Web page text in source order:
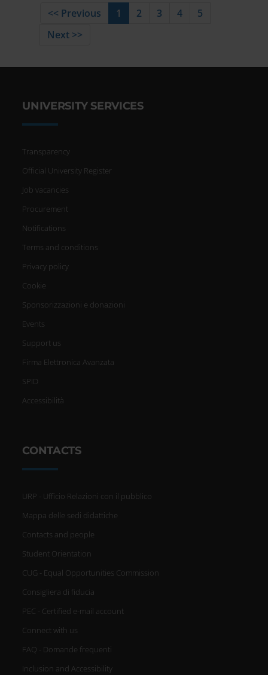
<< Previous 1 2 3 4
5
Next >>
UNIVERSITY SERVICES
Transparency
Official University Register
Job vacancies
Procurement
Notifications
Terms and conditions
Privacy policy
Cookie
Sponsorizzazioni e donazioni
Events
Support us
Firma Elettronica Avanzata
SPID
Accessibilità
CONTACTS
URP - Ufficio Relazioni con il pubblico
Mappa delle sedi didattiche
Contacts and people
Student Orientation
CUG - Equal Opportunities Commission
Consigliera di fiducia
PEC - Certified e-mail account
Connect with us
FAQ - Domande frequenti
Inclusion and Accessibility